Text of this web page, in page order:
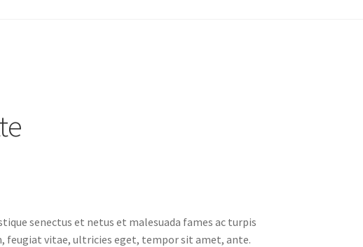
senectus et netus et malesuada fames ac turpis
feugiat vitae, ultricies eget, tempor sit amet, ante.